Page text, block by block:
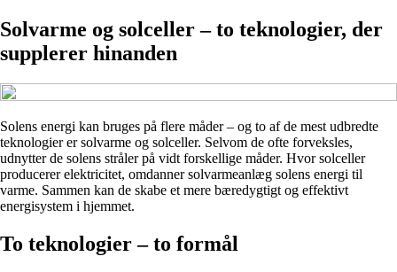
Solvarme og solceller – to teknologier, der
supplerer hinanden
Solens energi kan bruges på flere måder – og to af de mest udbredte
teknologier er solvarme og solceller. Selvom de ofte forveksles,
udnytter de solens stråler på vidt forskellige måder. Hvor solceller
producerer elektricitet, omdanner solvarmeanlæg solens energi til
varme. Sammen kan de skabe et mere bæredygtigt og effektivt
energisystem i hjemmet.
To teknologier – to formål